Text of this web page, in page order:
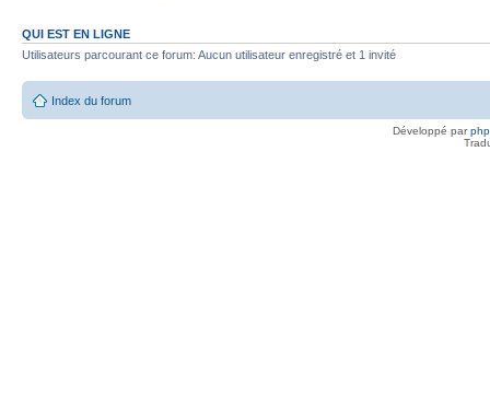
QUI EST EN LIGNE
Utilisateurs parcourant ce forum: Aucun utilisateur enregistré et 1 invité
Index du forum
Développé par